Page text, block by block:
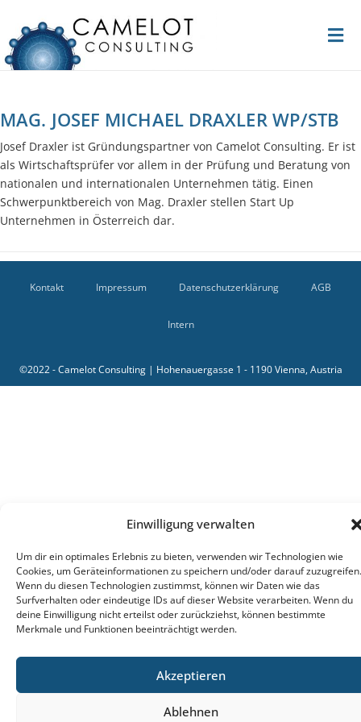
Einwilligung verwalten
Um dir ein optimales Erlebnis zu bieten, verwenden wir Technologien wie
Cookies, um Geräteinformationen zu speichern und/oder darauf zuzugreifen.
Wenn du diesen Technologien zustimmst, können wir Daten wie das
Surfverhalten oder eindeutige IDs auf dieser Website verarbeiten. Wenn du
deine Einwilligung nicht erteilst oder zurückziehst, können bestimmte
Merkmale und Funktionen beeinträchtigt werden.
Akzeptieren
Ablehnen
MAG. JOSEF MICHAEL DRAXLER WP/STB
Josef Draxler ist Gründungspartner von Camelot Consulting. Er ist
als Wirtschaftsprüfer vor allem in der Prüfung und Beratung von
nationalen und internationalen Unternehmen tätig. Einen
Schwerpunktbereich von Mag. Draxler stellen Start Up
Unternehmen in Österreich dar.
qqilipp
©2022 - Camelot Consulting | Hohenauergasse 1 - 1190 Vienna, Austria
Kontakt Impressum Datenschutzerklärung AGB
Intern